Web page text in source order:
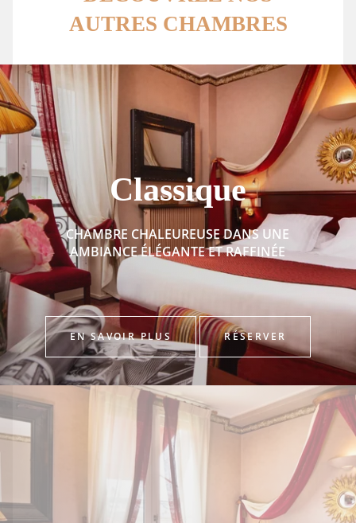
AUTRES CHAMBRES
Classique
CHAMBRE CHALEUREUSE DANS UNE
AMBIANCE ÉLÉGANTE ET RAFFINÉE
EN SAVOIR PLUS RÉSERVER